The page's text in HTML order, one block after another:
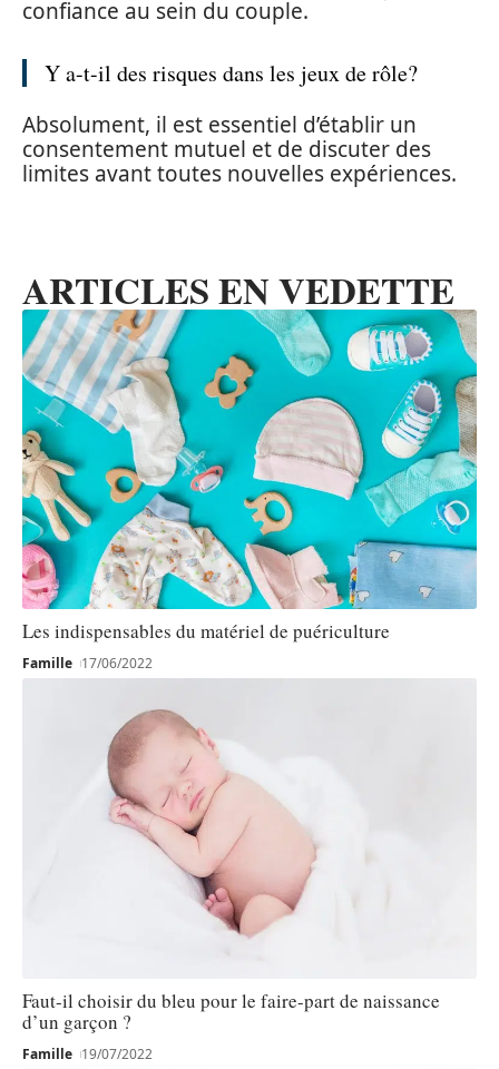
confiance au sein du couple.
Y a-t-il des risques dans les jeux de rôle?
Absolument, il est essentiel d’établir un
consentement mutuel et de discuter des
limites avant toutes nouvelles expériences.
ARTICLES EN VEDETTE
Les indispensables du matériel de puériculture
Famille 17/06/2022
Faut-il choisir du bleu pour le faire-part de naissance
d’un garçon ?
Famille 19/07/2022